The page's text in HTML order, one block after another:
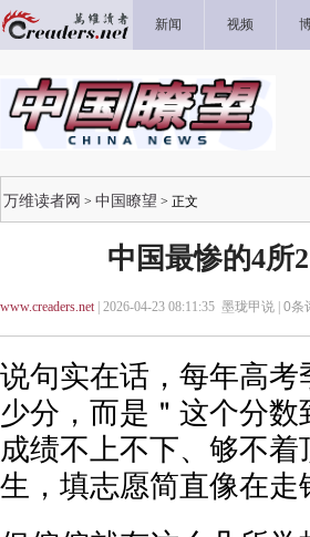
新闻 视频
万维读者网 > 中国瞭望 > 正文
中国最惨的4所
www.creaders.net| 2026-04-23 08:11:35 墨珑甲说 | 0条
说句实在话，每年高
少分，而是＂这个分
成绩不上不下、够不
生，填志愿简直像在走